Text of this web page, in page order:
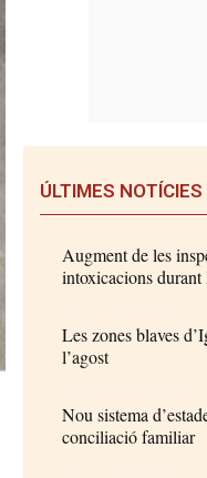
ÚLTIMES
Augment de les
intoxicacions durant
Les zones blaves
l’agost
Nou sistema
conciliació familiar